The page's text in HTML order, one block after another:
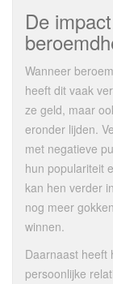
De
Wanneer
heeft dit vaak
ze geld, maar
eronder lijden.
met negatieve
hun populariteit
kan hen verder
nog meer
winnen.
Daarnaast heeft
persoonlijke